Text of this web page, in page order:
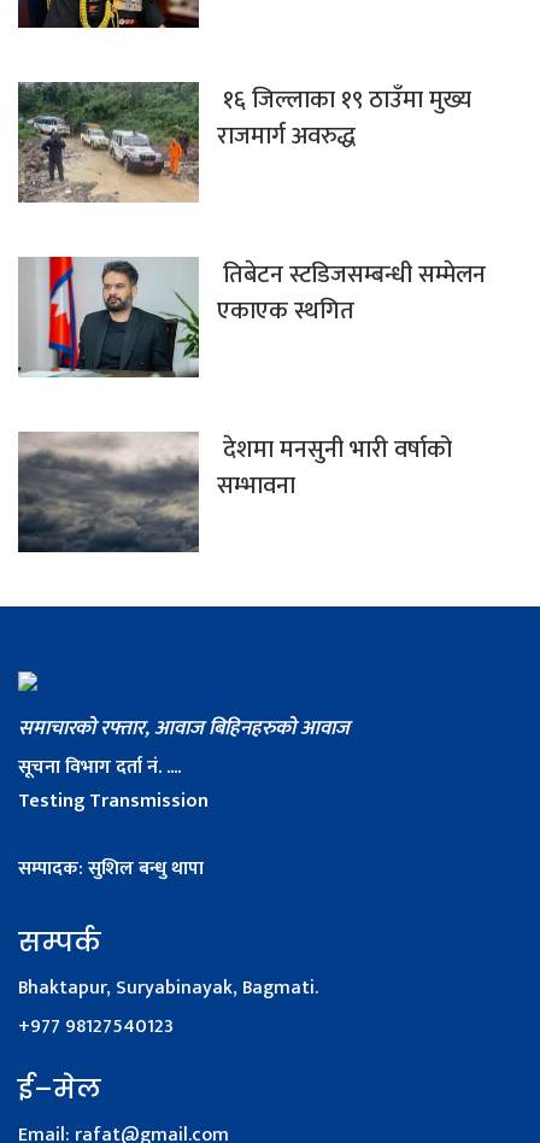
१६ जिल्लाका १९ ठाउँमा मुख्य
राजमार्ग अवरुद्ध
तिबेटन स्टडिजसम्बन्धी सम्मेलन
एकाएक स्थगित
देशमा मनसुनी भारी वर्षाको
सम्भावना
समाचारको रफ्तार, आवाज बिहिनहरुको आवाज
सूचना विभाग दर्ता नं. ....
Testing Transmission
सम्पादक: सुशिल बन्धु थापा
सम्पर्क
Bhaktapur, Suryabinayak, Bagmati.
+977 98127540123
ई–मेल
Email: rafat@gmail.com